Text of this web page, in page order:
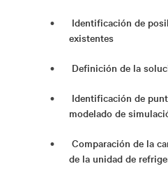
Identificación de
existentes
Definición de la
Identificación de
modelado de
Comparación de la
de la unidad de